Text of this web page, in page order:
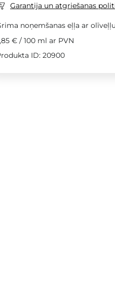
Garantija un atgriešanas
noņemšanas eļļa ar
€ / 100 ml ar PVN
ID: 20900